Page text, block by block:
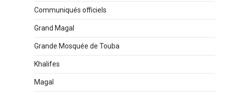
Communiqués officiels
Grand Magal
Grande Mosquée de Touba
Khalifes
Magal